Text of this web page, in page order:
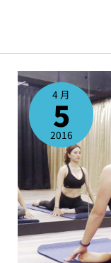
4 月
5
2016
YOGA
瑜
珈